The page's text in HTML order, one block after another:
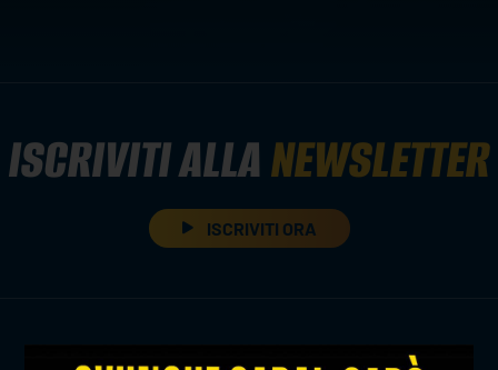
ISCRIVITI ALLANEWSLETTER
ISCRIVITI ORA